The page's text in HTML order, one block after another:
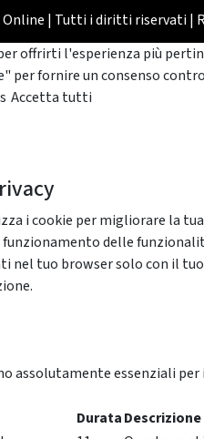
| Tutti i diritti riservati |
offrirti l'esperienza più
per fornire un consenso
Accetta tutti
i cookie per migliorare la
delle
nel tuo browser solo con il
assolutamente essenziali
DurataDescrizione